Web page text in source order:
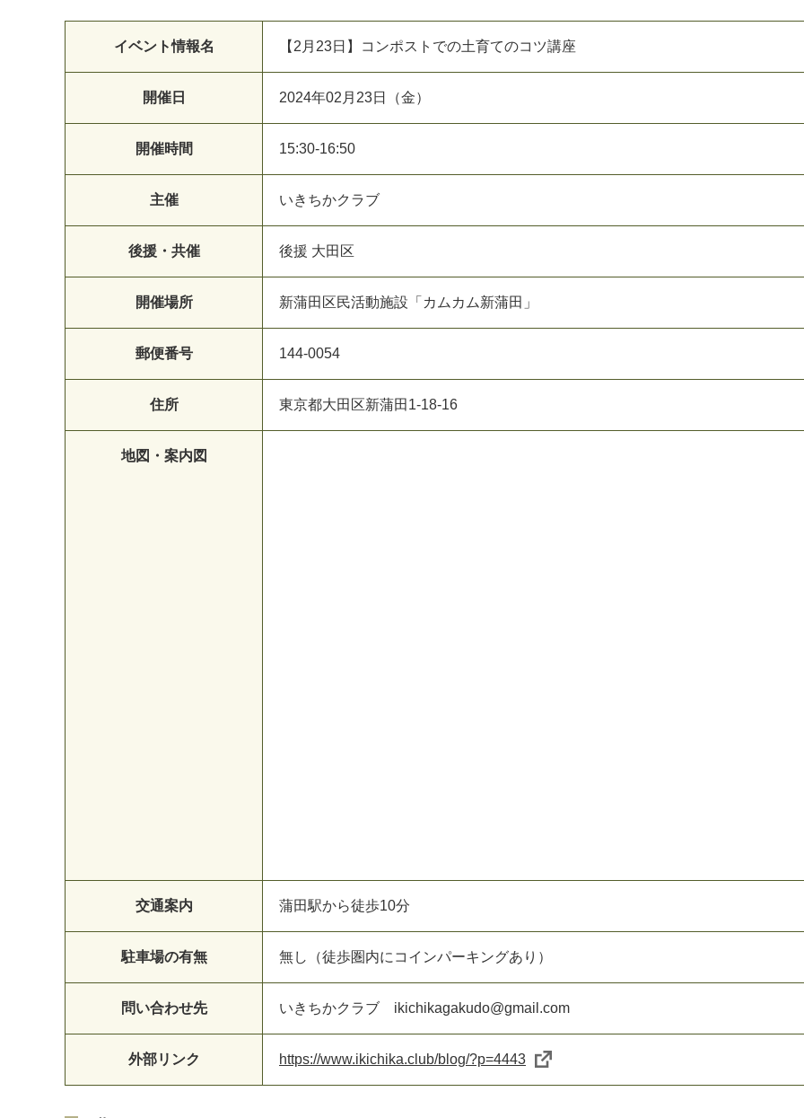
イベント情報名 【2月23日】コンポストでの土育てのコツ講座
開催日 2024年02月23日（金）
開催時間 15:30-16:50
主催 いきちかクラブ
後援・共催 後援 大田区
開催場所 新蒲田区民活動施設「カムカム新蒲田」
郵便番号 144-0054
住所 東京都大田区新蒲田1-18-16
地図・案内図
交通案内 蒲田駅から徒歩10分
駐車場の有無 無し（徒歩圏内にコインパーキングあり）
問い合わせ先 いきちかクラブ ikichikagakudo@gmail.com
外部リンク https://www.ikichika.club/blog/?p=4443